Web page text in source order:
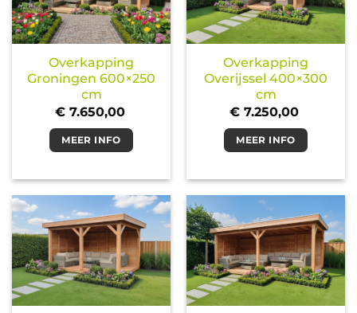
Overkapping
Groningen 600×250
cm
€7.650,00
MEER INFO
Overkapping
Overijssel 400×300
cm
€ 7.250,00
MEER INFO